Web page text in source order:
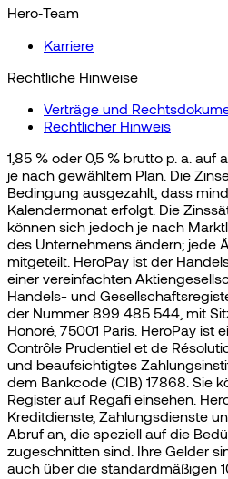
Hero‑Team
Karriere
Rechtliche Hinweise
Verträge und
Rechtlicher Hinweis
1,85 % oder 0,5 % brutto p. a. auf
je nach gewähltem Plan. Die
Bedingung ausgezahlt, dass
Kalendermonat erfolgt. Die
können sich jedoch je nach
des Unternehmens ändern; jede
mitgeteilt. HeroPay ist der
einer vereinfachten
Handels- und
der Nummer 899 485 544, mit
Honoré, 75001 Paris. HeroPay ist
Contrôle Prudentiel et de
und beaufsichtigtes
dem Bankcode (CIB) 17868. Sie
Register auf Regafi einsehen.
Kreditdienste, Zahlungsdienste
Abruf an, die speziell auf die
zugeschnitten sind. Ihre Gelder
auch über die standardmäßigen